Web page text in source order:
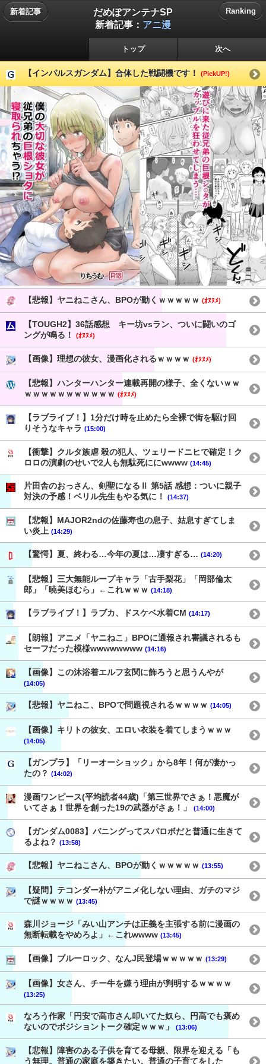
新着記事
だめぽアンテナSP
新着記事： アニ漫
Ranking
トップ 次へ
【インパルスガンダム】合体した戦闘機です！ (PickUP!)
【悲報】ヤニねこさん、BPOが動くｗｗｗｗｗ (ｵﾇﾇﾒ)
【TOUGH2】36話感想 キー坊vsラン、ついに闘いのゴ
ングが鳴る！
(ｵﾇﾇﾒ)
【画像】理想の彼女、漫画化されるｗｗｗｗ (ｵﾇﾇﾒ)
【悲報】ハンターハンター連載再開の様子、全くないｗｗ
ｗｗｗｗｗｗｗｗｗｗｗ (ｵﾇﾇﾒ)
【ラブライブ！】1分だけ時を止めたら全裸で街を駆け回
りそうなキャラ (15:00)
【衝撃】クルタ族虐 殺の犯人、ツェリードニヒで確定！ク
ロロの演劇のせいで2人も無駄死ににwwww (14:45)
片田舎のおっさん、剣聖になるⅡ 第5話 感想：ついに親子
対決の予感！ベリル先生もやる気に！
(14:37)
【悲報】MAJOR2ndの佐藤寿也の息子、姑息すぎてしま
い炎上 (14:29)
【驚愕】夏、終わる…今年の夏は…凄すぎる… (14:20)
【悲報】三大無能ループキャラ「古手梨花」「岡部倫太
郎」「暁美ほむら」←これｗｗｗ (14:18)
【ラブライブ！】ラブカ、ドスケベ水着CM (14:17)
【朗報】アニメ「ヤニねこ」BPOに通報され審議されるも
セーフだった模様wwwwwwww (14:16)
【画像】この沐浴着エルフ玄関に飾ろうと思うんやが
(14:05)
【悲報】ヤニねこ、BPOで問題視されるｗｗｗｗ (14:05)
【画像】キリトの彼女、エロい衣装を着てしまうｗｗｗ
(14:05)
【ガンプラ】「リーオーショック」から8年！何が凄かっ
たの？ (14:02)
漫画ワンピース(平均読者44歳)「第三世界でさぁ！悪魔が
いてさぁ！世界を創った19の武器がさぁ！」
(14:00)
【ガンダム0083】バニングってスパロボだと普通に生きて
るよね？ (13:58)
【悲報】ヤニねこさん、BPOが動くｗｗｗｗｗ (13:55)
【疑問】テコンダー朴がアニメ化しない理由、ガチのマジ
で謎ｗｗｗｗ (13:45)
森川ジョージ「みい山アンチは正義を主張する前に漫画の
無断転載をやめろよ」←これwwww (13:45)
【画像】ブルーロック、なんJ民登場ｗｗｗｗｗ (13:29)
【画像】女さん、チー牛を嫌う理由が判明するｗｗｗｗ
(13:25)
なろう作家「円安で高市さん叩いてた奴ら、円高でも褒め
ないのでポジショントーク確定ｗｗｗ」
(13:06)
【悲報】障害のある子供を育てる母親、限界を迎える「も
う無理。普通の家庭を築きたい。普通の子育てをした